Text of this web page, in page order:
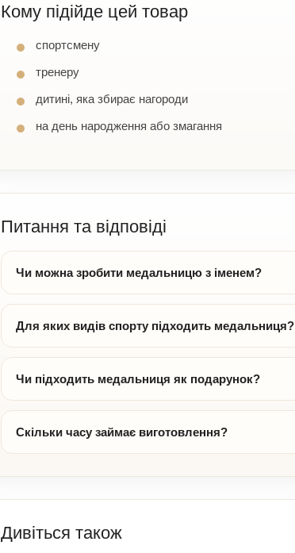
Кому підійде цей товар
спортсмену
тренеру
дитині, яка збирає нагороди
на день народження або змагання
Питання та відповіді
Чи можна зробити медальницю з іменем?
Для яких видів спорту підходить медальниця?
Чи підходить медальниця як подарунок?
Скільки часу займає виготовлення?
Дивіться також